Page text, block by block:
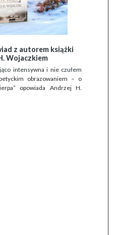
z autorem książki
Wojaczkiem
intensywna i nie czułem
obrazowaniem – o
opowiada Andrzej H.